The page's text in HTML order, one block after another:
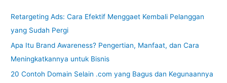
Retargeting Ads: Cara Efektif Menggaet Kembali Pelanggan
yang Sudah Pergi
Apa Itu Brand Awareness? Pengertian, Manfaat, dan Cara
Meningkatkannya untuk Bisnis
20 Contoh Domain Selain .com yang Bagus dan Kegunaannya